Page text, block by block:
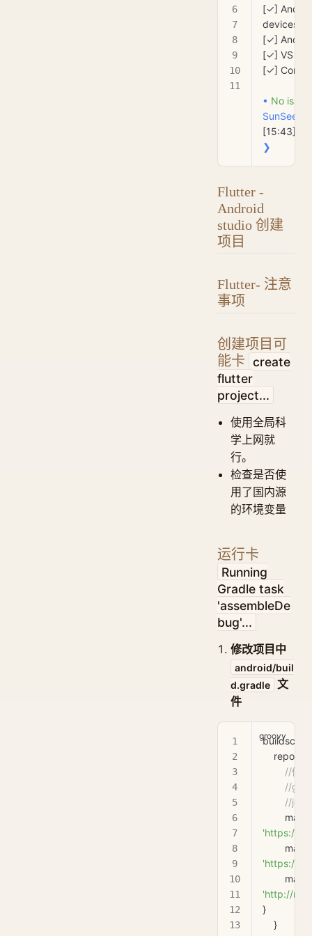
[✓]
devices (
[✓]
[✓] VS
[✓]
• No
[15:43]
❯
Flutter -
Android
studio 创建
项目
Flutter- 注意
事项
创建项目可
能卡 create
flutter
project...
使用全局科
学上网就
行。
检查是否使
用了国内源
的环境变量
运行卡
Running
Gradle task
'assembleDe
bug'...
修改项目中
android/buil
d.gradle 文
件
//
'https://
'https://
'http://
}
    }